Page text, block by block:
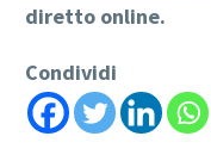
diretto online.
Condividi